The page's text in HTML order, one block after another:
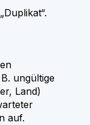
ungültige
Land)
auf.